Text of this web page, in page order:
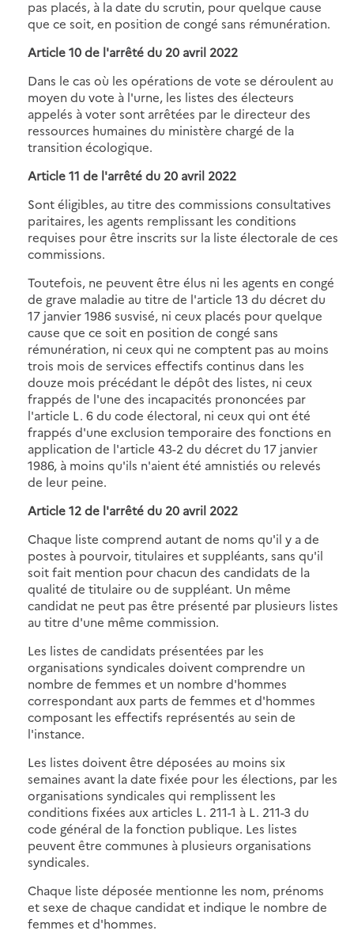
pas placés, à la date du scrutin, pour quelque cause
que ce soit, en position de congé sans rémunération.
Article 10 de l'arrêté du 20 avril 2022
Dans le cas où les opérations de vote se déroulent au
moyen du vote à l'urne, les listes des électeurs
appelés à voter sont arrêtées par le directeur des
ressources humaines du ministère chargé de la
transition écologique.
Article 11 de l'arrêté du 20 avril 2022
Sont éligibles, au titre des commissions consultatives
paritaires, les agents remplissant les conditions
requises pour être inscrits sur la liste électorale de ces
commissions.
Toutefois, ne peuvent être élus ni les agents en congé
de grave maladie au titre de l'article 13 du décret du
17 janvier 1986 susvisé, ni ceux placés pour quelque
cause que ce soit en position de congé sans
rémunération, ni ceux qui ne comptent pas au moins
trois mois de services effectifs continus dans les
douze mois précédant le dépôt des listes, ni ceux
frappés de l'une des incapacités prononcées par
l'article L. 6 du code électoral, ni ceux qui ont été
frappés d'une exclusion temporaire des fonctions en
application de l'article 43-2 du décret du 17 janvier
1986, à moins qu'ils n'aient été amnistiés ou relevés
de leur peine.
Article 12 de l'arrêté du 20 avril 2022
Chaque liste comprend autant de noms qu'il y a de
postes à pourvoir, titulaires et suppléants, sans qu'il
soit fait mention pour chacun des candidats de la
qualité de titulaire ou de suppléant. Un même
candidat ne peut pas être présenté par plusieurs listes
au titre d'une même commission.
Les listes de candidats présentées par les
organisations syndicales doivent comprendre un
nombre de femmes et un nombre d'hommes
correspondant aux parts de femmes et d'hommes
composant les effectifs représentés au sein de
l'instance.
Les listes doivent être déposées au moins six
semaines avant la date fixée pour les élections, par les
organisations syndicales qui remplissent les
conditions fixées aux articles L. 211-1 à L. 211-3 du
code général de la fonction publique. Les listes
peuvent être communes à plusieurs organisations
syndicales.
Chaque liste déposée mentionne les nom, prénoms
et sexe de chaque candidat et indique le nombre de
femmes et d'hommes.